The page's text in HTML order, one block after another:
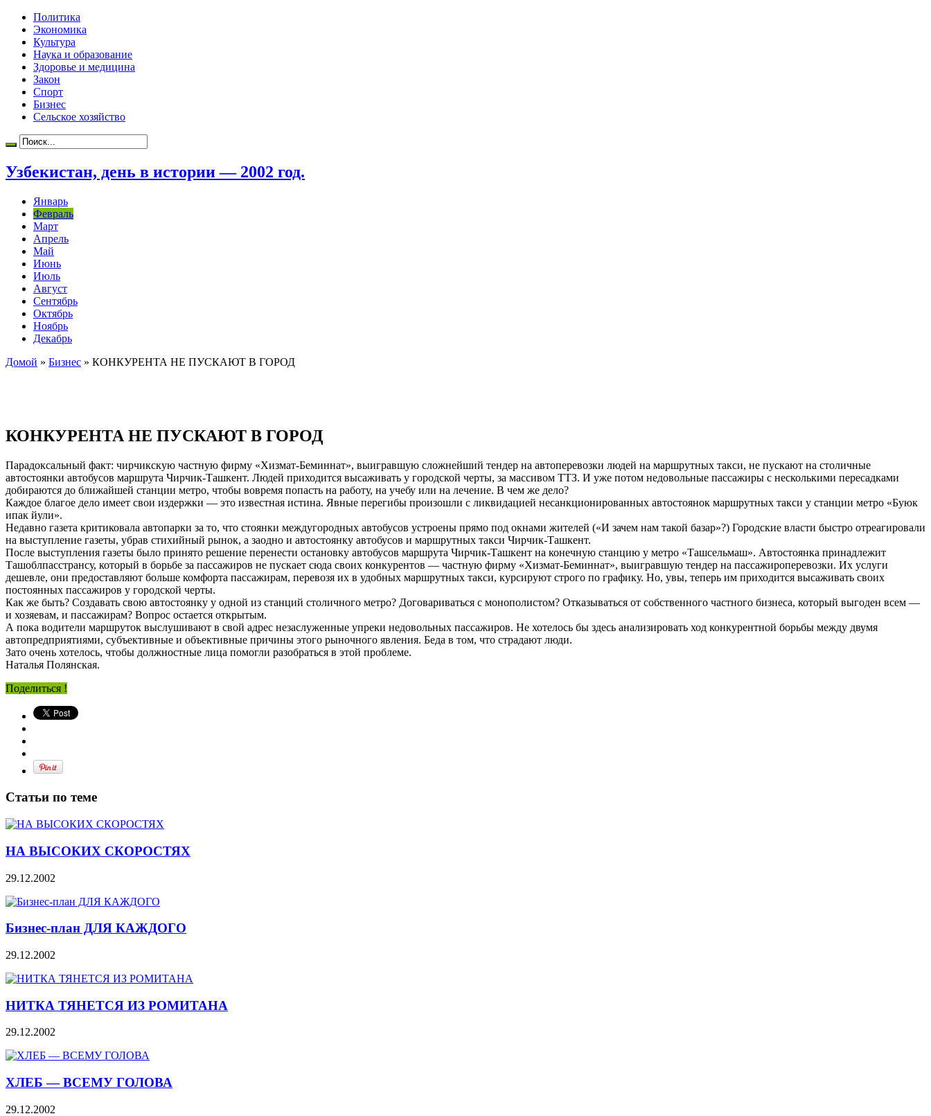
Политика
Экономика
Культура
Наука и образование
Здоровье и медицина
Закон
Спорт
Бизнес
Сельское хозяйство
Узбекистан, день в истории — 2002 год.
Январь
Февраль
Март
Апрель
Май
Июнь
Июль
Август
Сентябрь
Октябрь
Ноябрь
Декабрь
Домой » Бизнес » КОНКУРЕНТА НЕ ПУСКАЮТ В ГОРОД
КОНКУРЕНТА НЕ ПУСКАЮТ В ГОРОД
Парадоксальный факт: чирчикскую частную фирму «Хизмат-Беминнат», выигравшую сложнейший тендер на автоперевозки людей на маршрутных такси, не пускают на столичные
автостоянки автобусов маршрута Чирчик-Ташкент. Людей приходится высаживать у городской черты, за массивом ТТЗ. И уже потом недовольные пассажиры с несколькими пересадками
добираются до ближайшей станции метро, чтобы вовремя попасть на работу, на учебу или на лечение. В чем же дело?
Каждое благое дело имеет свои издержки — это известная истина. Явные перегибы произошли с ликвидацией несанкционированных автостоянок маршрутных такси у станции метро «Буюк
ипак йули».
Недавно газета критиковала автопарки за то, что стоянки междугородных автобусов устроены прямо под окнами жителей («И зачем нам такой базар»?) Городские власти быстро отреагировали
на выступление газеты, убрав стихийный рынок, а заодно и автостоянку автобусов и маршрутных такси Чирчик-Ташкент.
После выступления газеты было принято решение перенести остановку автобусов маршрута Чирчик-Ташкент на конечную станцию у метро «Ташсельмаш». Автостоянка принадлежит
Ташоблпасстрансу, который в борьбе за пассажиров не пускает сюда своих конкурентов — частную фирму «Хизмат-Беминнат», выигравшую тендер на пассажироперевозки. Их услуги
дешевле, они предоставляют больше комфорта пассажирам, перевозя их в удобных маршрутных такси, курсируют строго по графику. Но, увы, теперь им приходится высаживать своих
постоянных пассажиров у городской черты.
Как же быть? Создавать свою автостоянку у одной из станций столичного метро? Договариваться с монополистом? Отказываться от собственного частного бизнеса, который выгоден всем —
и хозяевам, и пассажирам? Вопрос остается открытым.
А пока водители маршруток выслушивают в свой адрес незаслуженные упреки недовольных пассажиров. Не хотелось бы здесь анализировать ход конкурентной борьбы между двумя
автопредприятиями, субъективные и объективные причины этого рыночного явления. Беда в том, что страдают люди.
Зато очень хотелось, чтобы должностные лица помогли разобраться в этой проблеме.
Наталья Полянская.
Поделиться !
Статьи по теме
НА ВЫСОКИХ СКОРОСТЯХ
29.12.2002
Бизнес-план ДЛЯ КАЖДОГО
29.12.2002
НИТКА ТЯНЕТСЯ ИЗ РОМИТАНА
29.12.2002
ХЛЕБ — ВСЕМУ ГОЛОВА
29.12.2002